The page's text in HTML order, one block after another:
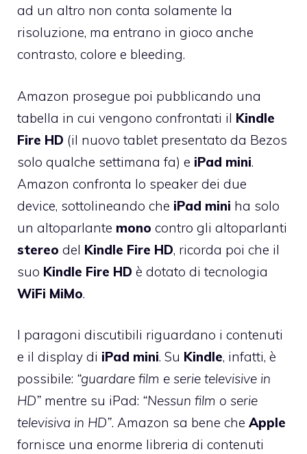
ad un altro non conta solamente la
risoluzione, ma entrano in gioco anche
contrasto, colore e bleeding.
Amazon prosegue poi pubblicando una
tabella in cui vengono confrontati il Kindle
Fire HD (il nuovo tablet presentato da Bezos
solo qualche settimana fa) e iPad mini.
Amazon confronta lo speaker dei due
device, sottolineando che iPad mini ha solo
un altoparlante mono contro gli altoparlanti
stereo del Kindle Fire HD, ricorda poi che il
suo Kindle Fire HD è dotato di tecnologia
WiFi MiMo.
I paragoni discutibili riguardano i contenuti
e il display di iPad mini. Su Kindle, infatti, è
possibile: “guardare film e serie televisive in
HD” mentre su iPad: “Nessun film o serie
televisiva in HD”. Amazon sa bene che Apple
fornisce una enorme libreria di contenuti